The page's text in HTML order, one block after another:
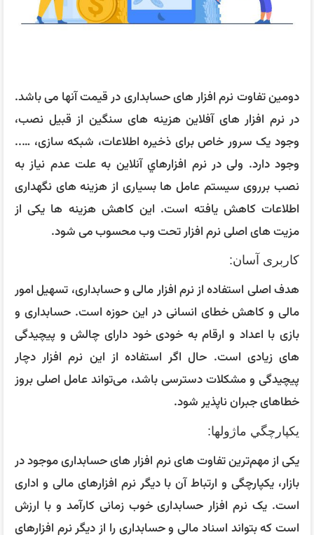
دومین تفاوت نرم افزار های حسابداری در قیمت آنها می باشد.
در نرم افزار های آفلاین هزینه های سنگین از قبیل نصب،
وجود یک سرور خاص برای ذخیره اطلاعات، شبکه سازی، …..
وجود دارد. ولی در نرم افزارهاي آنلاين به علت عدم نیاز به
نصب برروی سیستم عامل ها بسیاری از هزینه های نگهداری
اطلاعات کاهش یافته است. این کاهش هزینه ها یکی از
مزیت های اصلی نرم افزار تحت وب محسوب می شود.
کاربری آسان:
هدف اصلی استفاده از نرم افزار مالی و حسابداری، تسهیل امور
مالی و کاهش خطای انسانی در این حوزه است. حسابداری و
بازی با اعداد و ارقام به خودی خود دارای چالش و پیچیدگی‌
های زیادی است. حال اگر استفاده از این نرم افزار دچار
پیچیدگی و مشکلات دسترسی باشد، می‌تواند عامل اصلی بروز
خطاهای جبران ناپذیر شود.
يكپارچگي ماژولها:
یکی از مهم‌ترین تفاوت‌ های نرم افزار های حسابداری موجود در
بازار، یکپارچگی و ارتباط آن با دیگر نرم افزارهای مالی و اداری
است. یک نرم افزار حسابداری خوب زمانی کارآمد و با ارزش
است که بتواند اسناد مالی و حسابداری را از دیگر نرم افزارهای